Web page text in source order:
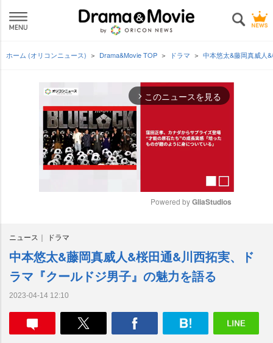
ホーム (オリコンニュース) Drama&Movie TOP ドラマ 中本悠太&藤岡真威人
arrow_forward_ios このニュースを見る
t
e
Powered by GliaStudios
ニュース ドラマ
中本悠太&藤岡真威人&桜田通&川西拓実、ド
ラマ『クールドジ男子』の魅力を語る
2023-04-14 12:10